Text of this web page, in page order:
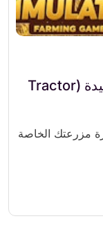
محاكي الجرار: لعبة المزرعة السعيدة (Tractor
مزرعتك الخاصة